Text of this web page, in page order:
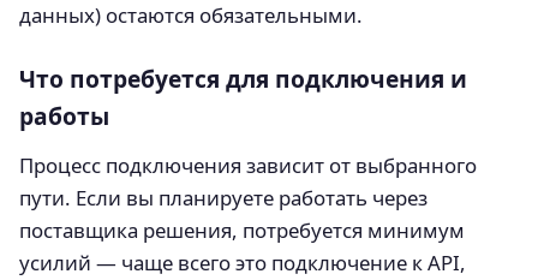
данных) остаются обязательными.
Что потребуется для подключения и
работы
Процесс подключения зависит от выбранного
пути. Если вы планируете работать через
поставщика решения, потребуется минимум
усилий — чаще всего это подключение к API,